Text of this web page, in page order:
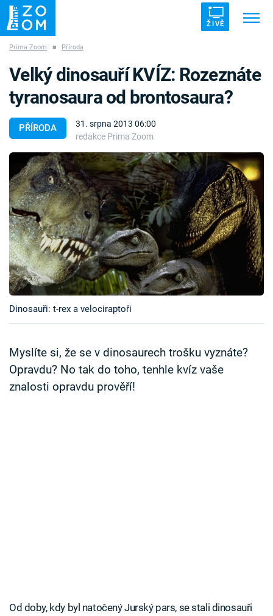
ŽIVĚ
ZÁHADY VETŘELCI DÁVNOVĚKU
Témata
Témata
Pořady
TV Program
Časopis
Sledujte prima+
Přihlášení
Prima Zoom ■ Příroda
PŘÍRODA
31. srpna 2013 06:00
redakce Prima Zoom
Velký dinosauří KVÍZ: Rozeznáte
tyranosaura od brontosaura?
Dinosauři: t-rex a velociraptoři
Myslíte si, že se v dinosaurech trošku vyznáte?
Opravdu? No tak do toho, tenhle kvíz vaše
znalosti opravdu prověří!
Od doby, kdy byl natočený Jurský pars, se stali dinosauři